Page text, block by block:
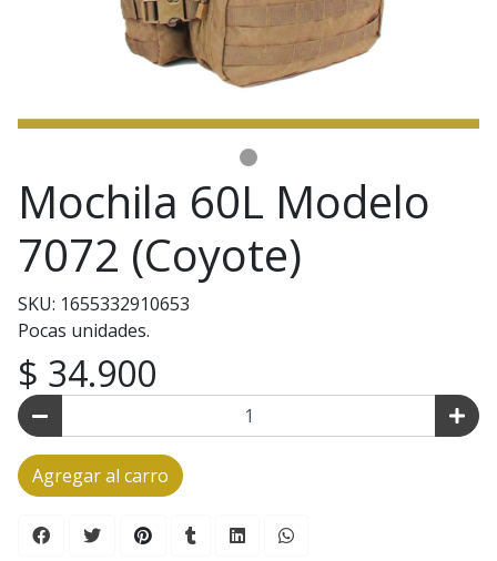
Mochila 60L Modelo
7072 (Coyote)
SKU: 1655332910653
Pocas unidades.
$ 34.900
Agregar al carro